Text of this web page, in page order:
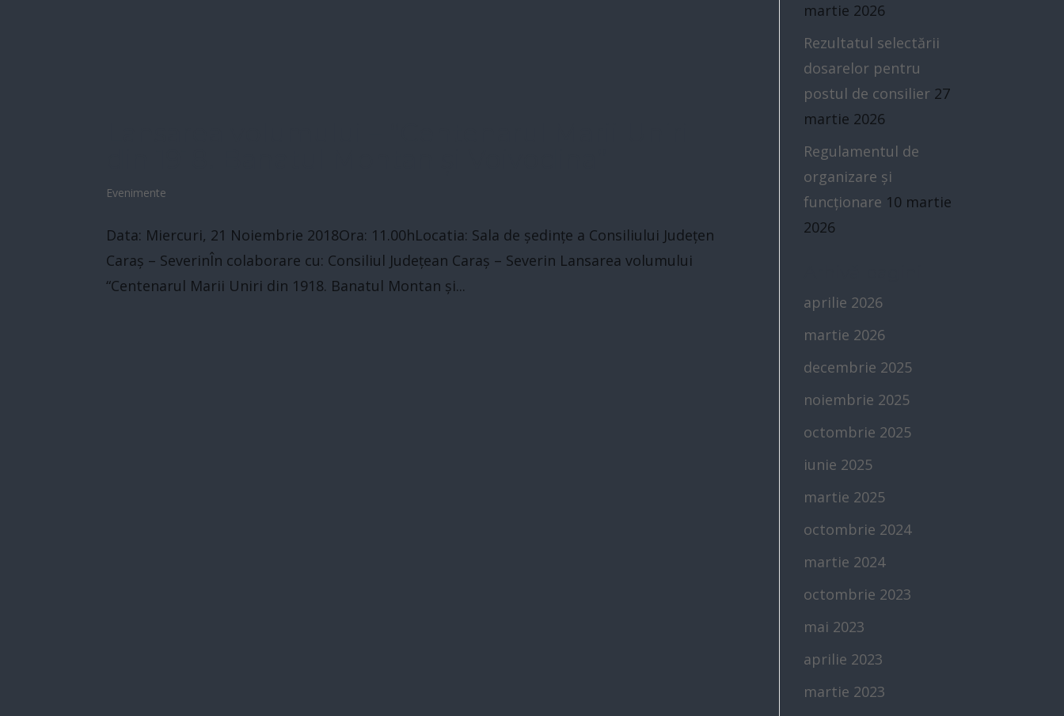
Evenimente
Data: Miercuri, 21 Noiembrie 2018Ora: 11.00hLocatia: Sala de ședințe a Consiliului Județen
Caraș – SeverinÎn colaborare cu: Consiliul Județean Caraș – Severin Lansarea volumului
“Centenarul Marii Uniri din 1918. Banatul Montan și...
martie 2026
Rezultatul selectării
dosarelor pentru
postul de consilier 27
martie 2026
Regulamentul de
organizare și
funcționare 10 martie
2026
aprilie 2026
martie 2026
decembrie 2025
noiembrie 2025
octombrie 2025
iunie 2025
martie 2025
octombrie 2024
martie 2024
octombrie 2023
mai 2023
aprilie 2023
martie 2023